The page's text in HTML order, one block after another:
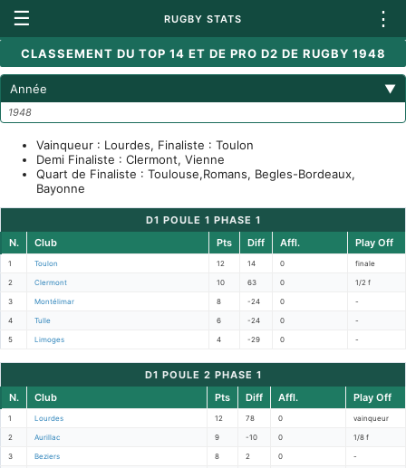
☰ RUGBY STATS ⋮
CLASSEMENT DU TOP 14 ET DE PRO D2 DE RUGBY 1948
Année ▼
1948
Vainqueur : Lourdes, Finaliste : Toulon
Demi Finaliste : Clermont, Vienne
Quart de Finaliste : Toulouse,Romans, Begles-Bordeaux,
Bayonne
D1 POULE 1 PHASE 1
N.
Club Pts Diff Affl. Play Off
1 Toulon 12 14 0 finale
2 Clermont 10 63 0 1/2 f
3 Montélimar 8 -24 0 -
4 Tulle 6 -24 0 -
5 Limoges 4 -29 0 -
D1 POULE 2 PHASE 1
N.
Club Pts Diff Affl. Play Off
1 Lourdes 12 78 0 vainqueur
2 Aurillac 9 -10 0 1/8 f
3 Beziers 8 2 0 -